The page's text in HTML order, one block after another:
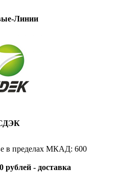
Линии
в пределах МКАД: 600
рублей - доставка